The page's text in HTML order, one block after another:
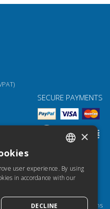
SECURE PAYMENTS
OUR RESOURCES
Torrossa for Institutions
SPANISH
×
user experience. By using
in accordance with our
DECLINE